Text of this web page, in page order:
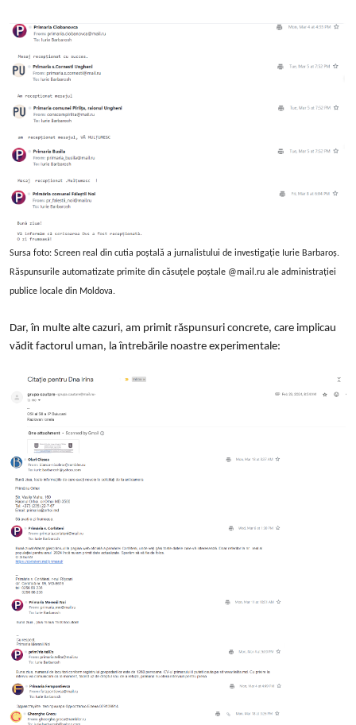
Sursa foto: Screen real din cutia poștală a jurnalistului de investigație Iurie Barbaroș.
Răspunsurile automatizate primite din căsuțele poștale @mail.ru ale administrației
publice locale din Moldova.
Dar, în multe alte cazuri, am primit răspunsuri concrete, care implicau
vădit factorul uman, la întrebările noastre experimentale: